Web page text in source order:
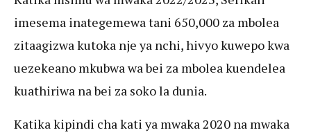
imesema inategemewa tani 650,000 za mbolea
zitaagizwa kutoka nje ya nchi, hivyo kuwepo kwa
uezekeano mkubwa wa bei za mbolea kuendelea
kuathiriwa na bei za soko la dunia.
Katika kipindi cha kati ya mwaka 2020 na mwaka